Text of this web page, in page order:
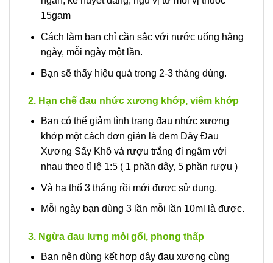
15gam
Cách làm bạn chỉ cần sắc với nước uống hằng
ngày, mỗi ngày một lần.
Bạn sẽ thấy hiệu quả trong 2-3 tháng dùng.
2. Hạn chế đau nhức xương khớp, viêm khớp
Bạn có thể giảm tình trạng đau nhức xương
khớp một cách đơn giản là đem Dây Đau
Xương Sấy Khô và rượu trắng đi ngâm với
nhau theo tỉ lệ 1:5 ( 1 phần dây, 5 phần rượu )
Và hạ thổ 3 tháng rồi mới được sử dụng.
Mỗi ngày bạn dùng 3 lần mỗi lần 10ml là được.
3. Ngừa đau lưng mỏi gối, phong thấp
Bạn nên dùng kết hợp dây đau xương cùng